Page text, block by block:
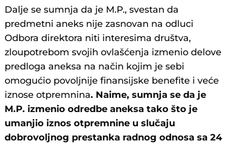
Dalje se sumnja da je M.P., svestan da
predmetni aneks nije zasnovan na odluci
Odbora direktora niti interesima društva,
zloupotrebom svojih ovlašćenja izmenio delove
predloga aneksa na način kojim je sebi
omogućio povoljnije finansijske benefite i veće
iznose otpremnina. Naime, sumnja se da je
M.P. izmenio odredbe aneksa tako što je
umanjio iznos otpremnine u slučaju
dobrovoljnog prestanka radnog odnosa sa 24